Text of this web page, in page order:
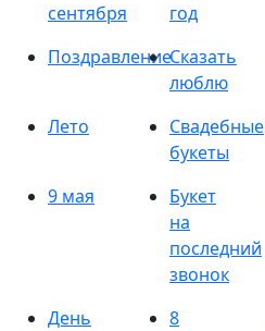
сентября
год
ПоздравлениеСказать
люблю
Лето
Свадебные
букеты
9 мая
Букет
на
последний
звонок
День
8